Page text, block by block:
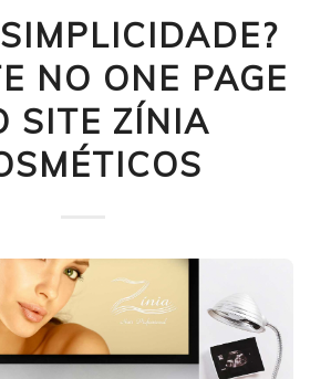
NO ONE PAGE
SITE ZÍNIA